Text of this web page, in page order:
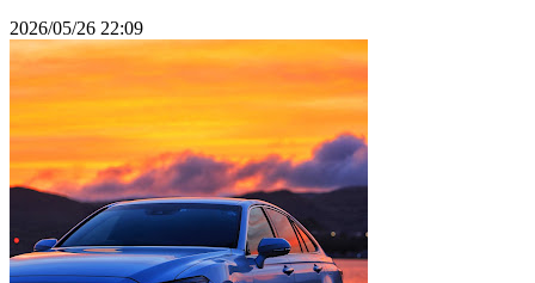
2026/05/26 22:09